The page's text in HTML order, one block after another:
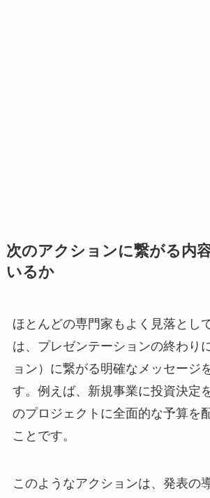
次のアクションに繋がる内
いるか
ほとんどの専門家もよく見落とし
は、プレゼンテーションの終わり
ョン）に繋がる明確なメッセージ
す。例えば、新規事業に投資決定
のプロジェクトに全面的な予算を
ことです。
このようなアクションは、発表の